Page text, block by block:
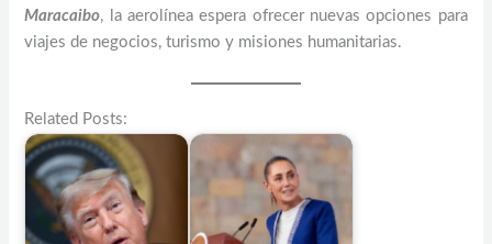
Maracaibo, la aerolínea espera ofrecer nuevas opciones para
viajes de negocios, turismo y misiones humanitarias.
Related Posts: